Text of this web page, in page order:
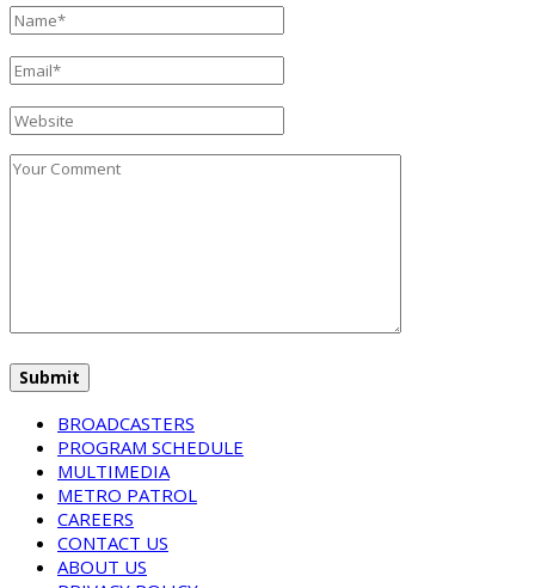
BROADCASTERS
PROGRAM SCHEDULE
MULTIMEDIA
METRO PATROL
CAREERS
CONTACT US
ABOUT US